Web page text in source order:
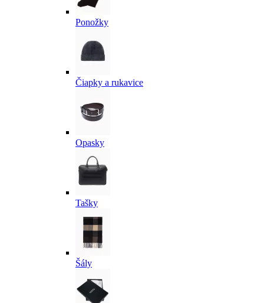
Ponožky
Čiapky a rukavice
Opasky
Tašky
Šály